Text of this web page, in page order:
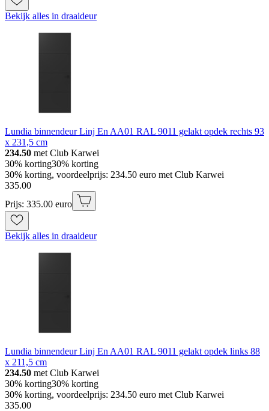
Bekijk alles in draaideur
Lundia binnendeur Linj En AA01 RAL 9011 gelakt opdek rechts 93
x 231,5 cm
234.50 met Club Karwei
30% korting30% korting
30% korting, voordeelprijs: 234.50 euro met Club Karwei
335.00
Prijs: 335.00 euro
Bekijk alles in draaideur
Lundia binnendeur Linj En AA01 RAL 9011 gelakt opdek links 88
x 211,5 cm
234.50 met Club Karwei
30% korting30% korting
30% korting, voordeelprijs: 234.50 euro met Club Karwei
335.00